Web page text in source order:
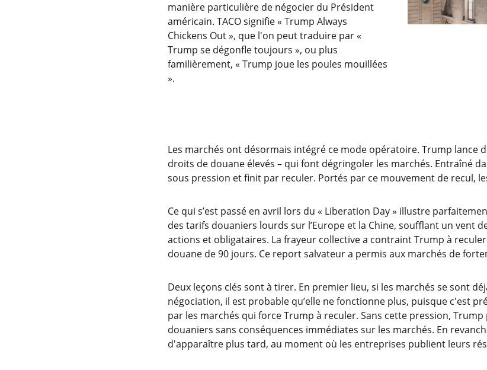
manière particulière de négocier du Président
américain. TACO signifie « Trump Always
Chickens Out », que l'on peut traduire par «
Trump se dégonfle toujours », ou plus
familièrement, « Trump joue les poules mouillées
».
Les marchés ont désormais intégré ce mode opératoire. Trump lance
droits de douane élevés – qui font dégringoler les marchés. Entraîné
sous pression et finit par reculer. Portés par ce mouvement de recul,
Ce qui s’est passé en avril lors du « Liberation Day » illustre
des tarifs douaniers lourds sur l’Europe et la Chine, soufflant un vent
actions et obligataires. La frayeur collective a contraint Trump à
douane de 90 jours. Ce report salvateur a permis aux marchés de
Deux leçons clés sont à tirer. En premier lieu, si les marchés se sont
négociation, il est probable qu’elle ne fonctionne plus, puisque c'est
par les marchés qui force Trump à reculer. Sans cette pression,
douaniers sans conséquences immédiates sur les marchés. En
d'apparaître plus tard, au moment où les entreprises publient leurs